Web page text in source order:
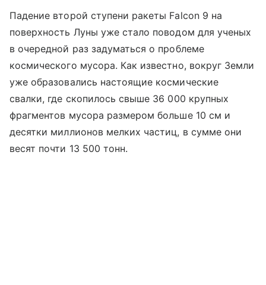
Падение второй ступени ракеты Falcon 9 на
поверхность Луны уже стало поводом для ученых
в очередной раз задуматься о проблеме
космического мусора. Как известно, вокруг Земли
уже образовались настоящие космические
свалки, где скопилось свыше 36 000 крупных
фрагментов мусора размером больше 10 см и
десятки миллионов мелких частиц, в сумме они
весят почти 13 500 тонн.